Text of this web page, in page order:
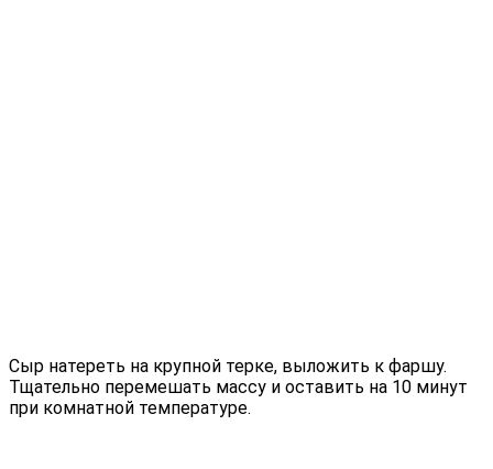
Сыр натереть на крупной терке, выложить к фаршу.
Тщательно перемешать массу и оставить на 10 минут
при комнатной температуре.